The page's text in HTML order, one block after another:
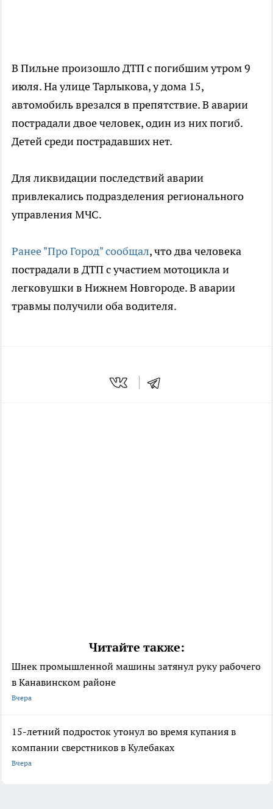
В Пильне произошло ДТП с погибшим утром 9
июля. На улице Тарлыкова, у дома 15,
автомобиль врезался в препятствие. В аварии
пострадали двое человек, один из них погиб.
Детей среди пострадавших нет.
Для ликвидации последствий аварии
привлекались подразделения регионального
управления МЧС.
Ранее "Про Город" сообщал, что два человека
пострадали в ДТП с участием мотоцикла и
легковушки в Нижнем Новгороде. В аварии
травмы получили оба водителя.
Читайте также:
Шнек промышленной машины затянул руку рабочего
в Канавинском районе
Вчера
15-летний подросток утонул во время купания в
компании сверстников в Кулебаках
Вчера